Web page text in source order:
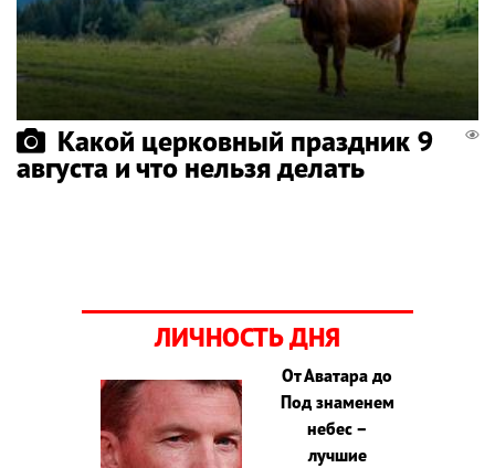
Какой церковный праздник 9
августа и что нельзя делать
ЛИЧНОСТЬ ДНЯ
От Аватара до
Под знаменем
небес –
лучшие